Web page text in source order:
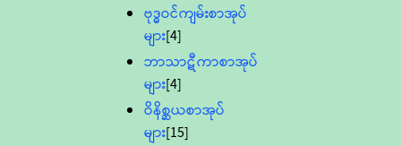
ဗုဒ္ဓဝင်ကျမ်းစာအုပ်
များ[4]
ဘာသာဋီကာစာအုပ်
များ[4]
ဝိနိစ္ဆယစာအုပ်
များ[15]